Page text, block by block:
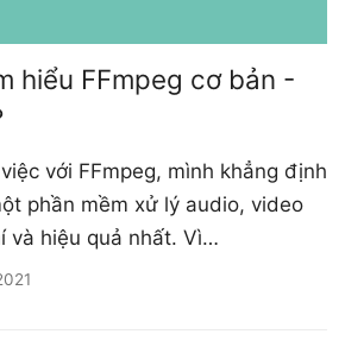
hiểu FFmpeg cơ bản -
với FFmpeg, mình khẳng định
phần mềm xử lý audio, video
và hiệu quả nhất. Vì…